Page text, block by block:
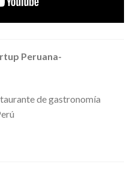
Peruana-
de gastronomía